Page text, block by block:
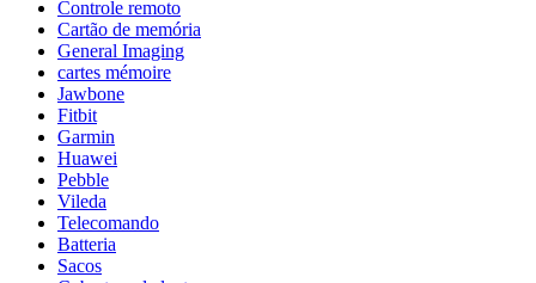
Controle remoto
Cartão de memória
General Imaging
cartes mémoire
Jawbone
Fitbit
Garmin
Huawei
Pebble
Vileda
Telecomando
Batteria
Sacos